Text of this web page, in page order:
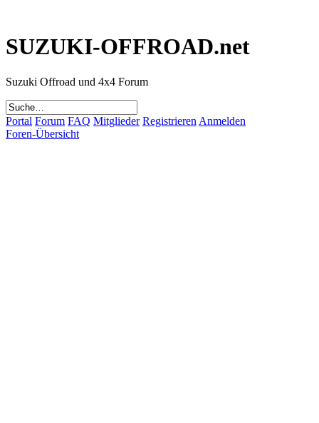
SUZUKI-OFFROAD.net
Suzuki Offroad und 4x4 Forum
Portal Forum FAQ Mitglieder Registrieren Anmelden
Foren-Übersicht